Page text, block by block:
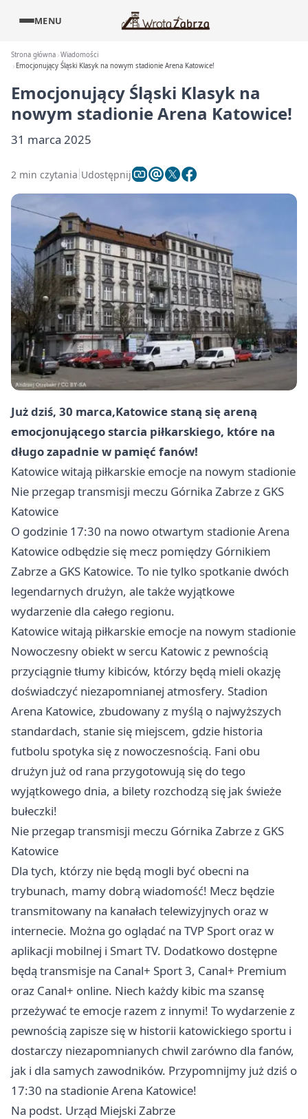
MENU
Strona główna Wiadomości
Emocjonujący Śląski Klasyk na nowym stadionie Arena Katowice!
Emocjonujący Śląski Klasyk na
nowym stadionie Arena Katowice!
31 marca 2025
2 min czytania Udostępnij
Już dziś, 30 marca,Katowicestaną się areną
emocjonującego starcia piłkarskiego, które na
długo zapadnie w pamięć fanów!
Katowicewitają piłkarskie emocje na nowym stadionie
Nie przegap transmisji meczu Górnika Zabrzez GKS
Katowice
O godzinie 17:30 na nowo otwartym stadionie Arena
Katowice odbędzie się mecz pomiędzy Górnikiem
Zabrzea GKS Katowice. To nie tylko spotkanie dwóch
legendarnych drużyn, ale także wyjątkowe
wydarzenie dla całego regionu.
Katowicewitają piłkarskie emocje na nowym stadionie
Nowoczesny obiekt w sercu Katowic z pewnością
przyciągnie tłumy kibiców, którzy będą mieli okazję
doświadczyć niezapomnianej atmosfery. Stadion
Arena Katowice, zbudowany z myślą o najwyższych
standardach, stanie się miejscem, gdzie historia
futbolu spotyka się z nowoczesnością. Fani obu
drużyn już od rana przygotowują się do tego
wyjątkowego dnia, a bilety rozchodzą się jak świeże
bułeczki!
Nie przegap transmisji meczu Górnika Zabrzez GKS
Katowice
Dla tych, którzy nie będą mogli być obecni na
trybunach, mamy dobrą wiadomość! Mecz będzie
transmitowany na kanałach telewizyjnych oraz w
internecie. Można go oglądać na TVP Sport oraz w
aplikacji mobilnej i Smart TV. Dodatkowo dostępne
będą transmisje na Canal+ Sport 3, Canal+ Premium
oraz Canal+ online. Niech każdy kibic ma szansę
przeżywać te emocje razem z innymi! To wydarzenie z
pewnością zapisze się w historii katowickiego sportu i
dostarczy niezapomnianych chwil zarówno dla fanów,
jak i dla samych zawodników. Przypomnijmy już dziś o
17:30 na stadionie Arena Katowice!
Na podst. Urząd Miejski Zabrze